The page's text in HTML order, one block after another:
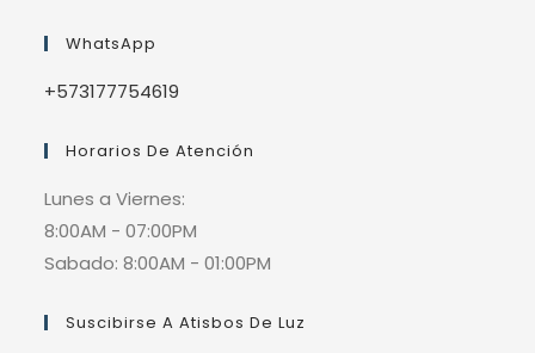
WhatsApp
+573177754619
Horarios De Atención
Lunes a Viernes:
8:00AM - 07:00PM
Sabado: 8:00AM - 01:00PM
Suscibirse A Atisbos De Luz